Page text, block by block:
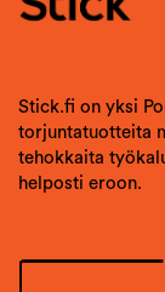
Stick.fi on yksi
torjuntatuotteita
tehokkaita
helposti eroon.